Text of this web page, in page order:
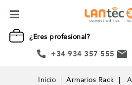
¿Eres profesional?
+34 934 357 555
Inicio Armarios Rack